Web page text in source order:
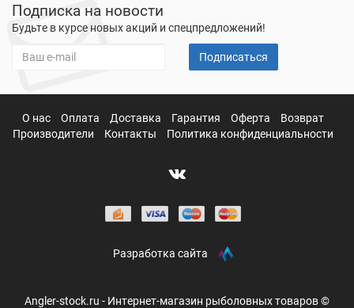
Подписка на новости
Будьте в курсе новых акций и спецпредложений!
Подписаться
О нас Оплата Доставка Гарантия Оферта
Возврат
Производители
Контакты Политика конфиденциальности
Разработка сайта
Angler-stock.ru - Интернет-магазин рыболовных товаров ©